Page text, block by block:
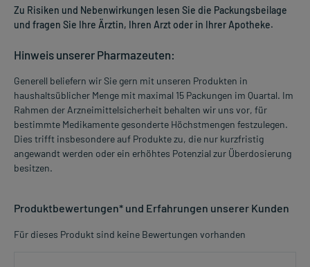
Zu Risiken und Nebenwirkungen lesen Sie die Packungsbeilage
und fragen Sie Ihre Ärztin, Ihren Arzt oder in Ihrer Apotheke.
Hinweis unserer Pharmazeuten:
Generell beliefern wir Sie gern mit unseren Produkten in
haushaltsüblicher Menge mit maximal 15 Packungen im Quartal. Im
Rahmen der Arzneimittelsicherheit behalten wir uns vor, für
bestimmte Medikamente gesonderte Höchstmengen festzulegen.
Dies trifft insbesondere auf Produkte zu, die nur kurzfristig
angewandt werden oder ein erhöhtes Potenzial zur Überdosierung
besitzen.
Produktbewertungen* und Erfahrungen unserer Kunden
Für dieses Produkt sind keine Bewertungen vorhanden